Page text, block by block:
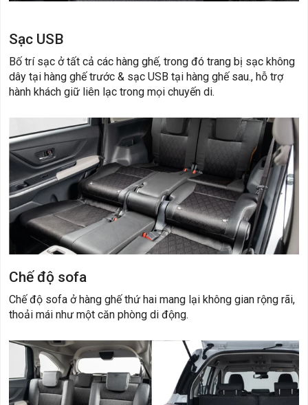
Sạc USB
​Bố trí sạc ở tất cả các hàng ghế, trong đó trang bị sạc không
dây tại hàng ghế trước & sạc USB tại hàng ghế sau., hỗ trợ
hành khách giữ liên lạc trong mọi chuyến di.
Chế độ sofa
Chế độ sofa ở hàng ghế thứ hai mang lại không gian rộng rãi,
thoải mái như một căn phòng di động.